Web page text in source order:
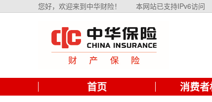
您好，欢迎来到中华财险！ 本网站已支持IPv6访问
首页 消费